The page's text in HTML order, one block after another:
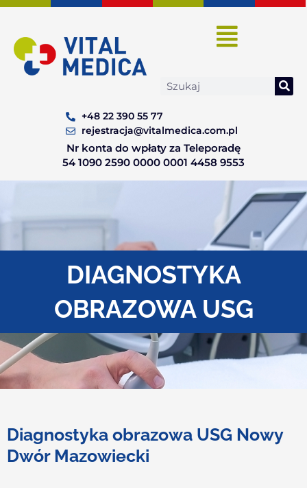
Skip
content
Search
+48 22 390 55 77
rejestracja@vitalmedica.com.pl
Nr konta do wpłaty za Teleporadę
54 1090 2590 0000 0001 4458 9553
DIAGNOSTYKA
OBRAZOWA USG
Diagnostyka obrazowa USG Nowy
Dwór Mazowiecki